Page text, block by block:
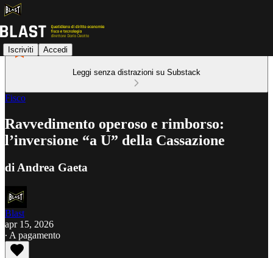
Iscriviti Accedi
Leggi senza distrazioni su Substack
Fisco
Ravvedimento operoso e rimborso:
l’inversione “a U” della Cassazione
di Andrea Gaeta
Blast
apr 15, 2026
∙ A pagamento